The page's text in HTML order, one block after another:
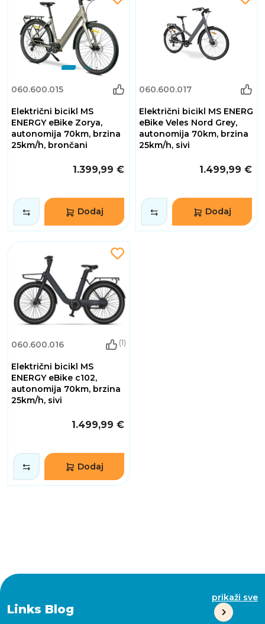
060.600.015
Električni bicikl MS
ENERGY eBike Zorya,
autonomija 70km, brzina
25km/h, brončani
1.399,99 €
Dodaj
060.600.017
Električni bicikl MS ENERG
eBike Veles Nord Grey,
autonomija 70km, brzina
25km/h, sivi
1.499,99 €
Dodaj
060.600.016 (1)
Električni bicikl MS
ENERGY eBike c102,
autonomija 70km, brzina
25km/h, sivi
1.499,99 €
Dodaj
Links Blog
prikaži sve